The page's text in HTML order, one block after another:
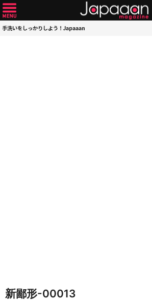
手洗いをしっかりしよう！Japaaan
新鄙形-00013